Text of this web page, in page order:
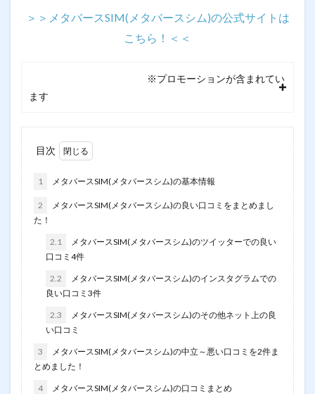
＞＞メタバースSIM(メタバースシム)の公式サイトは
こちら！＜＜
※プロモーションが含まれてい
ます
目次
1 メタバースSIM(メタバースシム)の基本情報
2
メタバースSIM(メタバースシム)の良い口コミをまとめまし
た！
2.1
メタバースSIM(メタバースシム)のツイッターでの良い
口コミ4件
2.2
メタバースSIM(メタバースシム)のインスタグラムでの
良い口コミ3件
2.3
メタバースSIM(メタバースシム)のその他ネット上の良
い口コミ
3
メタバースSIM(メタバースシム)の中立～悪い口コミを2件ま
とめました！
4 メタバースSIM(メタバースシム)の口コミまとめ